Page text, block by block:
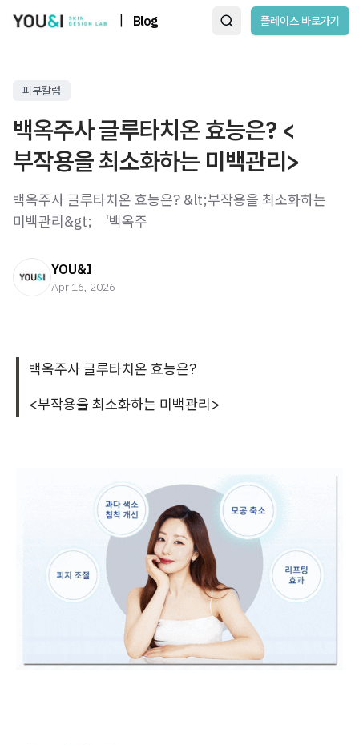
Blog 플레이스 바로가기
피부칼럼
백옥주사 글루타치온 효능은? <
부작용을 최소화하는 미백관리>
백옥주사 글루타치온 효능은? &lt;부작용을 최소화하는
미백관리&gt; ​ ​ ​ '백옥주
YOU&I
Apr 16, 2026
백옥주사 글루타치온 효능은?
<부작용을 최소화하는 미백관리>